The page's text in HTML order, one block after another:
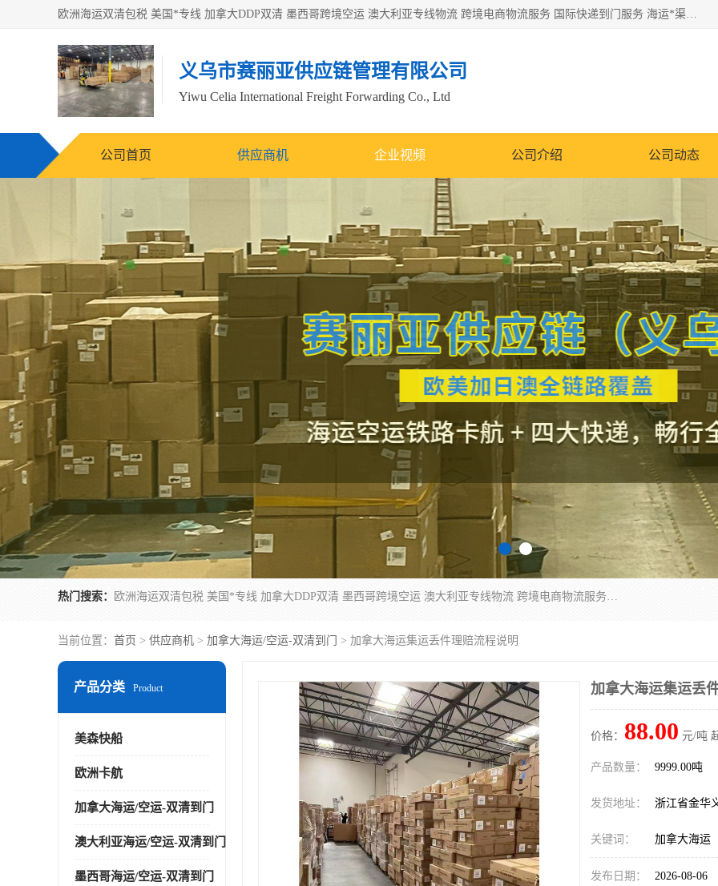
欧洲海运双清包税 美国*专线 加拿大DDP双清 墨西哥跨境空运 澳大利亚专线物流 跨境电商物流服务 国际快递到门服务 海运*渠道 一站式跨境物流解决方案 TikTok/SHEIN专线 电商平台FBA头程运输 国际铁路运输欧洲 UPS/DDHL/联邦快递跨境 美国双清到门物流 跨境*运输
义乌市赛丽亚供应链管理有限公司
Yiwu Celia International Freight Forwarding Co., Ltd
公司首页 供应商机 企业视频 公司介绍 公司动态
热门搜索： 欧洲海运双清包税 美国*专线 加拿大DDP双清 墨西哥跨境空运 澳大利亚专线物流 跨境电商物流服务 国际快递到门服务 海运*渠道 一站式跨境物流解决方案 TikTok/SHEIN专线 电商平台FBA头程运输 国际铁路运输欧洲 UPS/DDHL/联邦快递跨境 美国双清到门物流 跨境*运输
当前位置： 首页 > 供应商机 > 加拿大海运/空运-双清到门 > 加拿大海运集运丢件理赔流程说明
产品分类 Product
美森快船
欧洲卡航
加拿大海运/空运-双清到门
澳大利亚海运/空运-双清到门
墨西哥海运/空运-双清到门
加拿大海运集运丢
价格： 88.00 元/吨
产品数量： 9999.00吨
发货地址： 浙江省金华
关键词： 加拿大海运
发布日期： 2026-08-06